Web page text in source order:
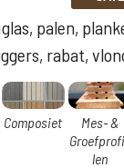
palen,
rabat,
Composiet
Mes- &
len